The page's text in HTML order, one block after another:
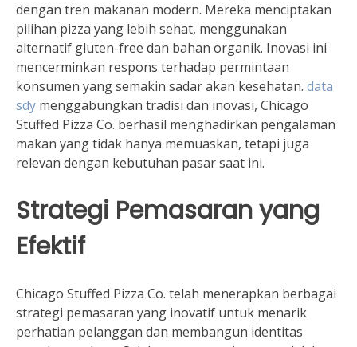
dengan tren makanan modern. Mereka menciptakan
pilihan pizza yang lebih sehat, menggunakan
alternatif gluten-free dan bahan organik. Inovasi ini
mencerminkan respons terhadap permintaan
konsumen yang semakin sadar akan kesehatan. data
sdy menggabungkan tradisi dan inovasi, Chicago
Stuffed Pizza Co. berhasil menghadirkan pengalaman
makan yang tidak hanya memuaskan, tetapi juga
relevan dengan kebutuhan pasar saat ini.
Strategi Pemasaran yang
Efektif
Chicago Stuffed Pizza Co. telah menerapkan berbagai
strategi pemasaran yang inovatif untuk menarik
perhatian pelanggan dan membangun identitas